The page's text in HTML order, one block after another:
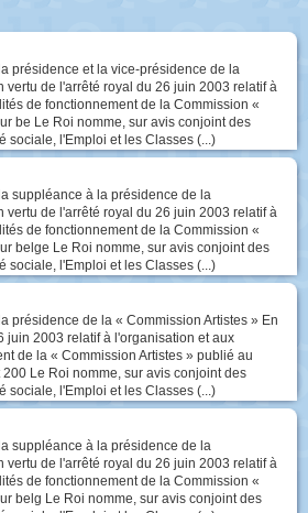
présidence et la vice-présidence de la
vertu de l'arrêté royal du 26 juin 2003 relatif à
de fonctionnement de la Commission «
be Le Roi nomme, sur avis conjoint des
sociale, l'Emploi et les Classes (...)
suppléance à la présidence de la
vertu de l'arrêté royal du 26 juin 2003 relatif à
de fonctionnement de la Commission «
belge Le Roi nomme, sur avis conjoint des
sociale, l'Emploi et les Classes (...)
présidence de la « Commission Artistes » En
juin 2003 relatif à l'organisation et aux
de la « Commission Artistes » publié au
Le Roi nomme, sur avis conjoint des
sociale, l'Emploi et les Classes (...)
suppléance à la présidence de la
vertu de l'arrêté royal du 26 juin 2003 relatif à
de fonctionnement de la Commission «
belg Le Roi nomme, sur avis conjoint des